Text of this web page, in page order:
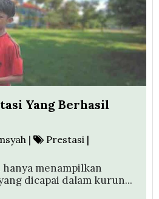
Yang Berhasil
|
Prestasi |
menampilkan
dicapai dalam kurun...